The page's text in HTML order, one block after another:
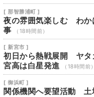
[ 那智勝浦町 ]
夜の雰囲気楽しむ わ
事
（18時間前）
[ 新宮市 ]
初日から熱戦展開 ヤ
宮高は白星発進
（18時間前）
[ 御浜町 ]
関係機関へ要望活動 土